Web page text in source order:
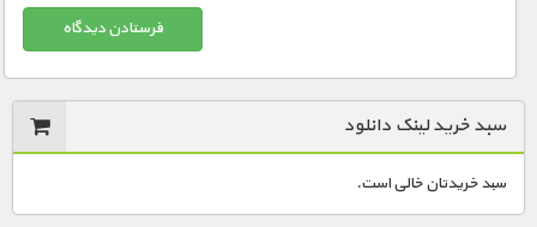
سبد خرید لینک دانلود
سبد خریدتان خالی است.